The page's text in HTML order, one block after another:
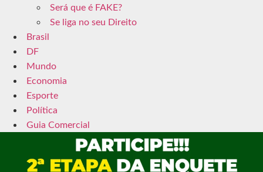
Será que é FAKE?
Se liga no seu Direito
Brasil
DF
Mundo
Economia
Esporte
Política
Guia Comercial